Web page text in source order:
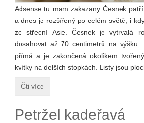
Adsense tu mam zakazany Česnek
a dnes je rozšířený po celém světě, i
ze střední Asie. Česnek je vytrvalá
dosahovat až 70 centimetrů na výšku.
přímá a je zakončená okolíkem
kvítky na delších stopkách. Listy jsou
Čti více
Petržel kadeřavá